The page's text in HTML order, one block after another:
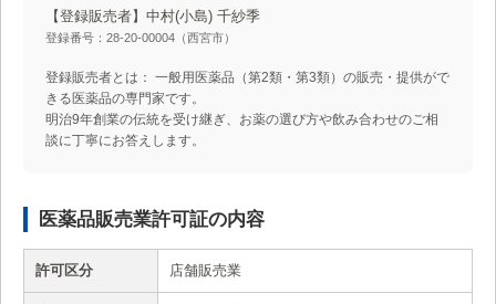
【登録販売者】中村(小島) 千紗季
登録番号：28-20-00004（西宮市）
登録販売者とは： 一般用医薬品（第2類・第3類）の販売・提供がで
きる医薬品の専門家です。
明治9年創業の伝統を受け継ぎ、お薬の選び方や飲み合わせのご相
談に丁寧にお答えします。
医薬品販売業許可証の内容
許可区分 店舗販売業